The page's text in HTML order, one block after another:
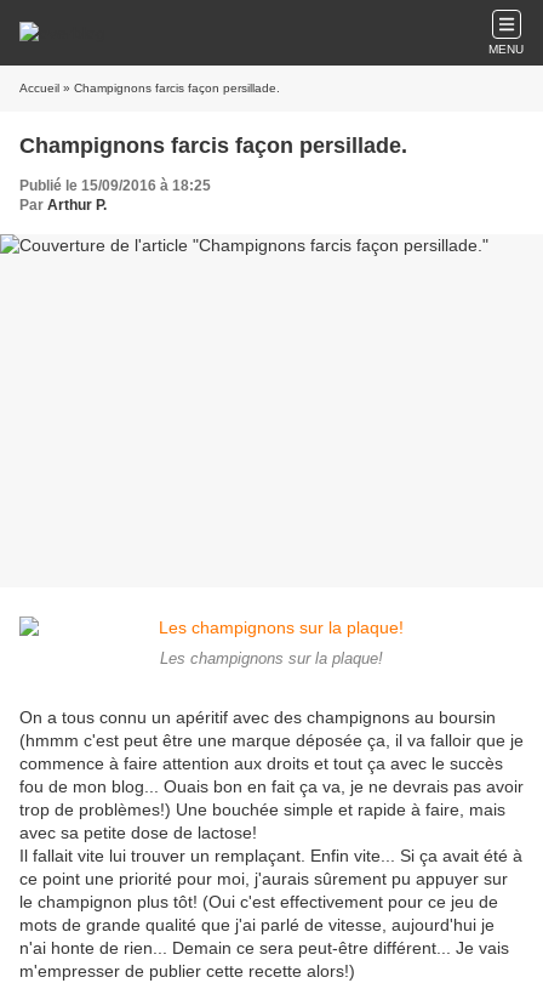
MENU
Accueil » Champignons farcis façon persillade.
Champignons farcis façon persillade.
Publié le 15/09/2016 à 18:25
Par Arthur P.
Les champignons sur la plaque!
On a tous connu un apéritif avec des champignons au boursin
(hmmm c'est peut être une marque déposée ça, il va falloir que je
commence à faire attention aux droits et tout ça avec le succès
fou de mon blog... Ouais bon en fait ça va, je ne devrais pas avoir
trop de problèmes!) Une bouchée simple et rapide à faire, mais
avec sa petite dose de lactose!
Il fallait vite lui trouver un remplaçant. Enfin vite... Si ça avait été à
ce point une priorité pour moi, j'aurais sûrement pu appuyer sur
le champignon plus tôt! (Oui c'est effectivement pour ce jeu de
mots de grande qualité que j'ai parlé de vitesse, aujourd'hui je
n'ai honte de rien... Demain ce sera peut-être différent... Je vais
m'empresser de publier cette recette alors!)